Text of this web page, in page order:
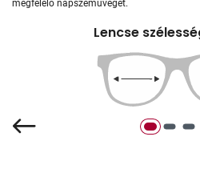
megfelelő napszemüveget.
Lencse